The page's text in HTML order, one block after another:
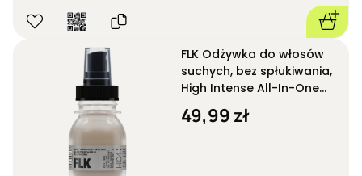
FLK Odżywka do włosów
suchych, bez spłukiwania,
High Intense All-In-One
HI04 50 ml
49,99 zł